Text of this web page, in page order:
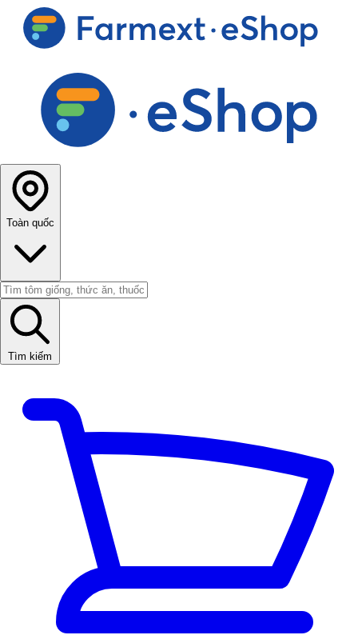
Toàn quốc
Tìm kiếm